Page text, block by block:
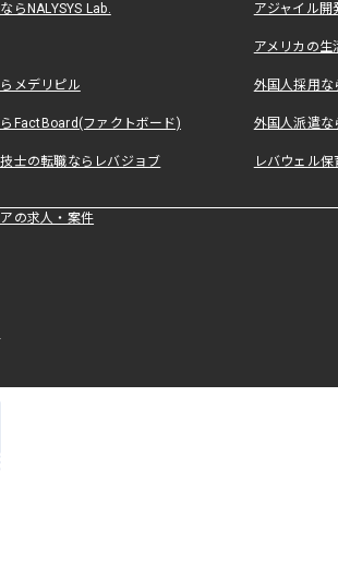
らNALYSYS Lab. アジャイル
アメリカの
メデリピル 外国人採用
FactBoard(ファクトボード) 外国人派遣な
士の転職ならレバジョブ レバウェル
の求人・案件